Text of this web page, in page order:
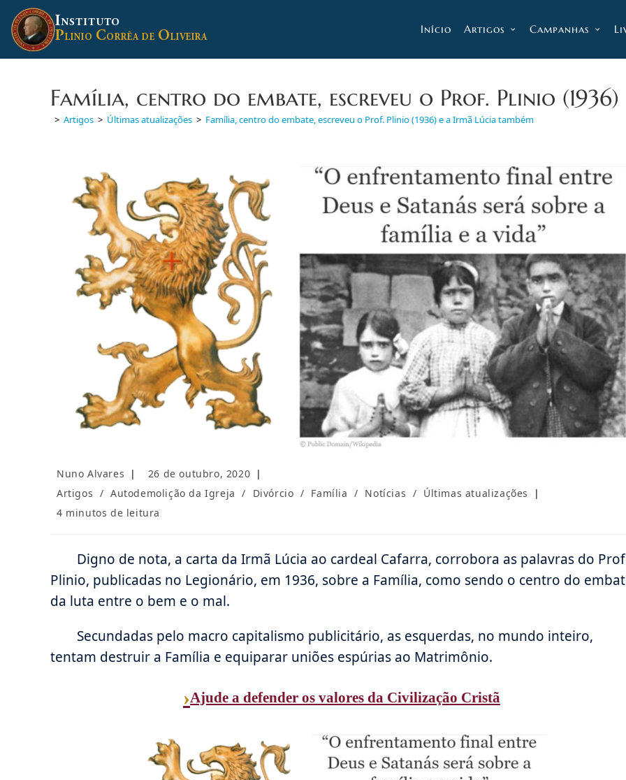
para
conteúdo
INSTITUTO
PLINIO CORRÊA DE OLIVEIRA
Início Artigos Campanhas
Família, centro do embate, escreveu o Prof. Plinio
> Artigos > Últimas atualizações > Família, centro do embate, escreveu o Prof. Plinio (1936) e a Irmã Lúcia também
Autor
post:
Nuno Alvares
Post
26 de outubro, 2020
Categoria
post:
Artigos / Autodemolição da Igreja / Divórcio / Família / Notícias / Últimas atualizações
Tempo
4 minutos de leitura
Digno de nota, a carta da Irmã Lúcia ao cardeal Cafarra, corrobora as palavras do
Plinio, publicadas no Legionário, em 1936, sobre a Família, como sendo o centro do
da luta entre o bem e o mal.
Secundadas pelo macro capitalismo publicitário, as esquerdas, no mundo inteiro,
tentam destruir a Família e equiparar uniões espúrias ao Matrimônio.
›Ajude a defender os valores da Civilização Cristã